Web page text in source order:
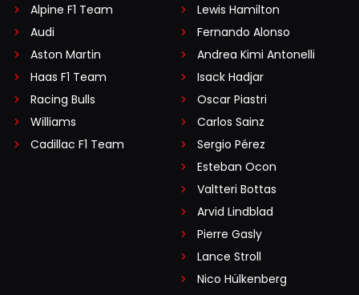
Alpine F1 Team
Audi
Aston Martin
Haas F1 Team
Racing Bulls
Williams
Cadillac F1 Team
Lewis Hamilton
Fernando Alonso
Andrea Kimi Antonelli
Isack Hadjar
Oscar Piastri
Carlos Sainz
Sergio Pérez
Esteban Ocon
Valtteri Bottas
Arvid Lindblad
Pierre Gasly
Lance Stroll
Nico Hülkenberg